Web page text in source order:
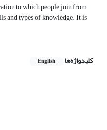
to which people join from
and types of knowledge. It is
کلیدواژه‌ها English